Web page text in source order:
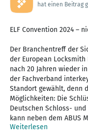
hat einen Beitrag
ELF Convention 2024 –
Der Branchentreff der
der European
nach 20 Jahren wieder
der Fachverband
Standort gewählt, denn
Möglichkeiten: Die
Deutschen Schloss-
kann neben dem ABUS
Weiterlesen